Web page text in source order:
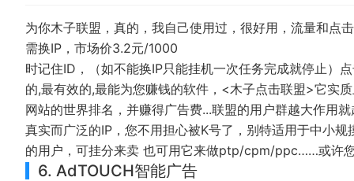
为你木子联盟，真的，我自己使用过，很好用，流量和点
需换IP，市场价3.2元/1000
时记住ID，（如不能换IP只能挂机一次任务完成就停止）
的,最有效的,最能为您赚钱的软件，<木子点击联盟>它实
网站的世界排名，并赚得广告费...联盟的用户群越大作用
真实而广泛的IP，您不用担心被K号了，别特适用于中小
的用户，可挂分来卖 也可用它来做ptp/cpm/ppc……或许
6. AdTOUCH智能广告